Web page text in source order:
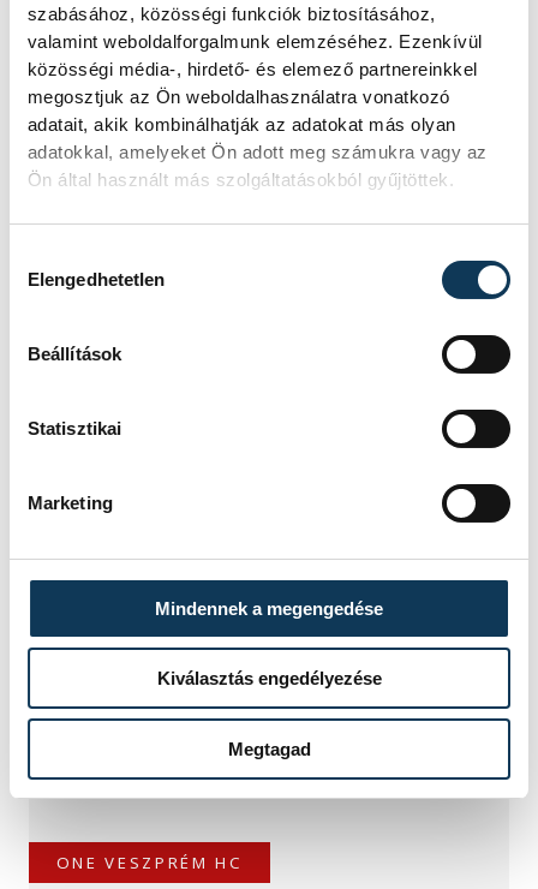
szabásához, közösségi funkciók biztosításához,
valamint weboldalforgalmunk elemzéséhez. Ezenkívül
közösségi média-, hirdető- és elemező partnereinkkel
megosztjuk az Ön weboldalhasználatra vonatkozó
adatait, akik kombinálhatják az adatokat más olyan
adatokkal, amelyeket Ön adott meg számukra vagy az
Ön által használt más szolgáltatásokból gyűjtöttek.
Elengedhetetlen
Beállítások
Statisztikai
Marketing
Mindennek a megengedése
Kiválasztás engedélyezése
Megtagad
KÉZILABDA
Férfi kézilabda ifjúsági
Eb: hatodik lett a
magyar válogatott
válogatott hatodik lett a belgrádi
korosztályos Európa-bajnokságon,
vasárnapi helyosztón.
KÉZILABDA
vb: nyolcadik lett a
magyar válogatott
A magyar női ifjúsági kézilabda-
válogatott nyolcadik lett a romániai
korosztályos világbajnokságon, mivel
30-27-re kikapott Kínától a vasárnapi
helyosztón, Pitesti-ben.
ONE VESZPRÉM HC